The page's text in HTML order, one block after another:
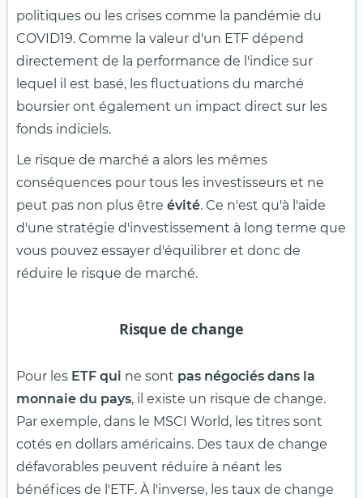
politiques ou les crises comme la pandémie du
COVID19. Comme la valeur d'un ETF dépend
directement de la performance de l'indice sur
lequel il est basé, les fluctuations du marché
boursier ont également un impact direct sur les
fonds indiciels.
Le risque de marché a alors les mêmes
conséquences pour tous les investisseurs et ne
peut pas non plus être évité. Ce n'est qu'à l'aide
d'une stratégie d'investissement à long terme que
vous pouvez essayer d'équilibrer et donc de
réduire le risque de marché.
Risque de change
Pour les ETF qui ne sont pas négociés dans la
monnaie du pays, il existe un risque de change.
Par exemple, dans le MSCI World, les titres sont
cotés en dollars américains. Des taux de change
défavorables peuvent réduire à néant les
bénéfices de l'ETF. À l'inverse, les taux de change